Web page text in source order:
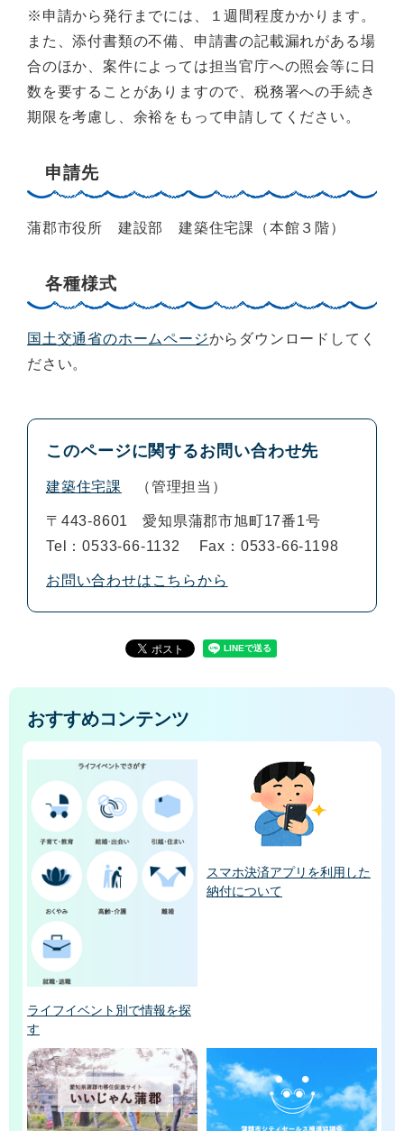
※申請から発行までには、１週間程度かかります。
また、添付書類の不備、申請書の記載漏れがある場
合のほか、案件によっては担当官庁への照会等に日
数を要することがありますので、税務署への手続き
期限を考慮し、余裕をもって申請してください。
申請先
蒲郡市役所 建設部 建築住宅課（本館３階）
各種様式
国土交通省のホームページからダウンロードしてく
ださい。
このページに関するお問い合わせ先
建築住宅課 管理担当
〒443-8601
愛知県蒲郡市旭町17番1号
Tel：0533-66-1132
Fax：0533-66-1198
お問い合わせはこちらから
おすすめコンテンツ
ライフイベント別で情報を探
す
スマホ決済アプリを利用した
納付について